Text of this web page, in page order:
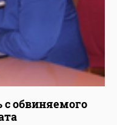
с обвиняемого